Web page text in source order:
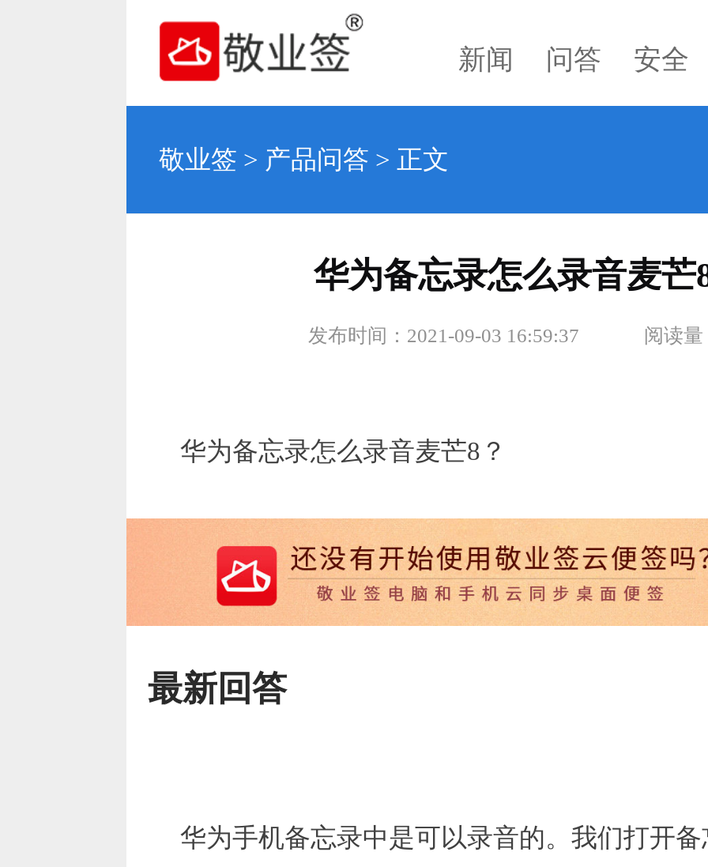
新闻 问答 安全
敬业签 > 产品问答 > 正文
华为备忘录怎么录音麦芒
发布时间：2021-09-03 16:59:37 阅读量
华为备忘录怎么录音麦芒8？
最新回答
华为手机备忘录中是可以录音的。我们打开